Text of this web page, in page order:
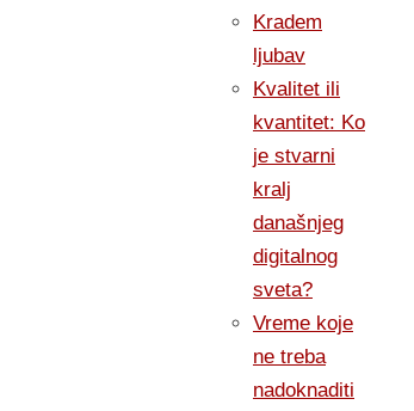
Kradem
ljubav
Kvalitet ili
kvantitet: Ko
je stvarni
kralj
današnjeg
digitalnog
sveta?
Vreme koje
ne treba
nadoknaditi